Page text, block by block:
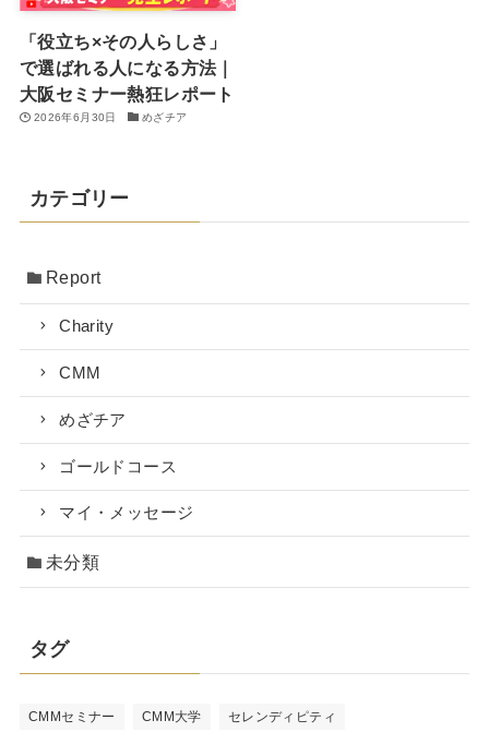
「役立ち×その人らしさ」
で選ばれる人になる方法｜
大阪セミナー熱狂レポート
2026年6月30日 めざチア
カテゴリー
Report
Charity
CMM
めざチア
ゴールドコース
マイ・メッセージ
未分類
タグ
CMMセミナー CMM大学 セレンディピティ